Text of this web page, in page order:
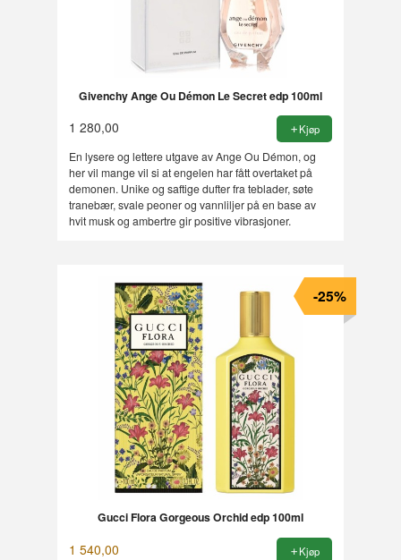
Givenchy Ange Ou Démon Le Secret edp 100ml
1 280,00 Kjøp
En lysere og lettere utgave av Ange Ou Démon, og
her vil mange vil si at engelen har fått overtaket på
demonen. Unike og saftige dufter fra teblader, søte
tranebær, svale peoner og vannliljer på en base av
hvit musk og ambertre gir positive vibrasjoner.
Gucci Flora Gorgeous Orchid edp 100ml
1 540,00
-25%
Kjøp